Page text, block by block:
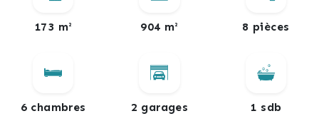
173 m² 904 m² 8 pièces
6 chambres 2 garages 1 sdb